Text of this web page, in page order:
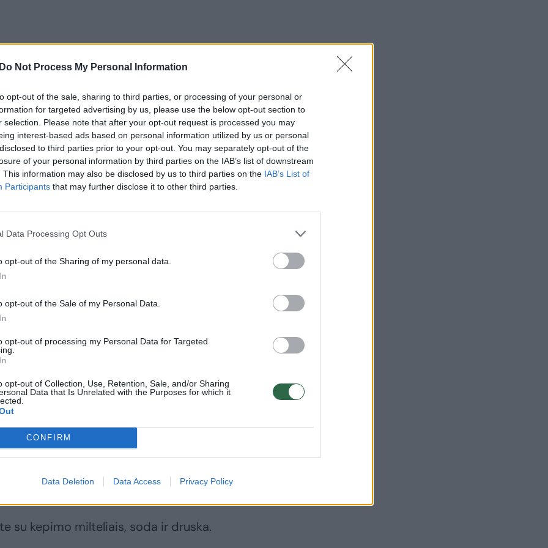
Do Not Process My Personal Information
opt-out of the sale, sharing to third parties, or processing of your personal or
for targeted advertising by us, please use the below opt-out section to
selection. Please note that after your opt-out request is processed you may
interest-based ads based on personal information utilized by us or personal
to third parties prior to your opt-out. You may separately opt-out of the
of your personal information by third parties on the IAB’s list of downstream
This information may also be disclosed by us to third parties on the IAB’s List of
Participants that may further disclose it to other third parties.
Data Processing Opt Outs
opt-out of the Sharing of my personal data.
opt-out of the Sale of my Personal Data.
opt-out of processing my Personal Data for Targeted
opt-out of Collection, Use, Retention, Sale, and/or Sharing
Data that Is Unrelated with the Purposes for which it
CONFIRM
Data Deletion Data Access Privacy Policy
žievelės)
su kepimo milteliais, soda ir druska.